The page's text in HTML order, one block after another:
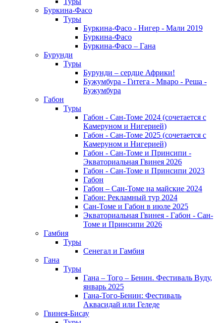
Буркина-Фасо
Туры
Буркина-Фасо - Нигер - Мали 2019
Буркина-Фасо
Буркина-Фасо – Гана
Бурунди
Туры
Бурунди – сердце Африки!
Бужумбура - Гитега - Мваро - Реша -
Бужумбура
Габон
Туры
Габон - Сан-Томе 2024 (сочетается с
Камеруном и Нигерией)
Габон - Сан-Томе 2025 (сочетается с
Камеруном и Нигерией)
Габон - Сан-Томе и Принсипи -
Экваториальная Гвинея 2026
Габон - Сан-Томе и Принсипи 2023
Габон
Габон – Сан-Томе на майские 2024
Габон: Рекламный тур 2024
Сан-Томе и Габон в июле 2025
Экваториальная Гвинея - Габон - Сан-
Томе и Принсипи 2026
Гамбия
Туры
Сенегал и Гамбия
Гана
Туры
Гана – Того – Бенин. Фестиваль Вуду,
январь 2025
Гана-Того-Бенин: Фестиваль
Аквасидай или Геледе
Гвинея-Бисау